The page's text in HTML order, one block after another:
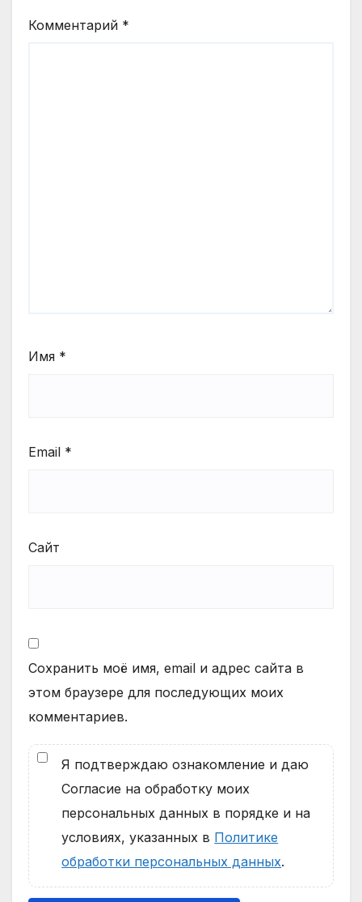
Комментарий *
Имя *
Email *
Сайт
Сохранить моё имя, email и адрес сайта в
этом браузере для последующих моих
комментариев.
Я подтверждаю ознакомление и даю
Согласие на обработку моих
персональных данных в порядке и на
условиях, указанных в Политике
обработки персональных данных.